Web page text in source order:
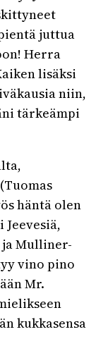
juttua
Herra
lisäksi
niin,
tärkeämpi
häntä olen
Mulliner-
vino pino
Mr.
kukkasensa